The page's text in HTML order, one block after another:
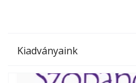
Kiadványaink